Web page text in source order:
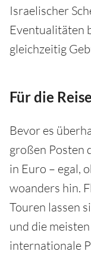
Israelischer
Eventualitäten
gleichzeitig
Für die
Bevor es
großen Posten
in Euro – egal,
woanders hin.
Touren lassen
und die
internationale